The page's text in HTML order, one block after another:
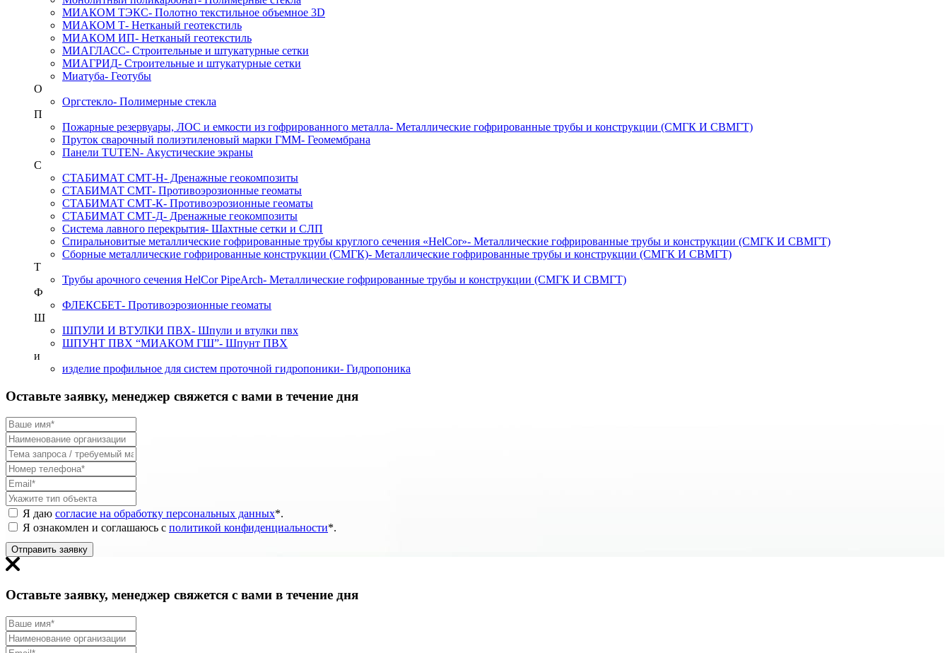
МИАКОМ ТЭКС- Полотно текстильное объемное 3D
МИАКОМ Т- Нетканый геотекстиль
МИАКОМ ИП- Нетканый геотекстиль
МИАГЛАСС- Строительные и штукатурные сетки
МИАГРИД- Строительные и штукатурные сетки
Миатуба- Геотубы
О
Оргстекло- Полимерные стекла
П
Пожарные резервуары, ЛОС и емкости из гофрированного металла- Металлические гофрированные трубы и конструкции (СМГК И СВМГТ)
Пруток сварочный полиэтиленовый марки ГММ- Геомембрана
Панели TUTEN- Акустические экраны
С
СТАБИМАТ СМТ-Н- Дренажные геокомпозиты
СТАБИМАТ СМТ- Противоэрозионные геоматы
СТАБИМАТ СМТ-К- Противоэрозионные геоматы
СТАБИМАТ СМТ-Д- Дренажные геокомпозиты
Система лавного перекрытия- Шахтные сетки и СЛП
Спиральновитые металлические гофрированные трубы круглого сечения «HelCor»- Металлические гофрированные трубы и конструкции (СМГК И СВМГТ)
Сборные металлические гофрированные конструкции (СМГК)- Металлические гофрированные трубы и конструкции (СМГК И СВМГТ)
Т
Трубы арочного сечения HelCor PipeArch- Металлические гофрированные трубы и конструкции (СМГК И СВМГТ)
Ф
ФЛЕКСБЕТ- Противоэрозионные геоматы
Ш
ШПУЛИ И ВТУЛКИ ПВХ- Шпули и втулки пвх
ШПУНТ ПВХ “МИАКОМ ГШ”- Шпунт ПВХ
и
изделие профильное для систем проточной гидропоники- Гидропоника
Оставьте заявку, менеджер свяжется с вами в течение дня
Я даю согласие на обработку персональных данных*.
Я ознакомлен и соглашаюсь с политикой конфиденциальности*.
Отправить заявку
Оставьте заявку, менеджер свяжется с вами в течение дня